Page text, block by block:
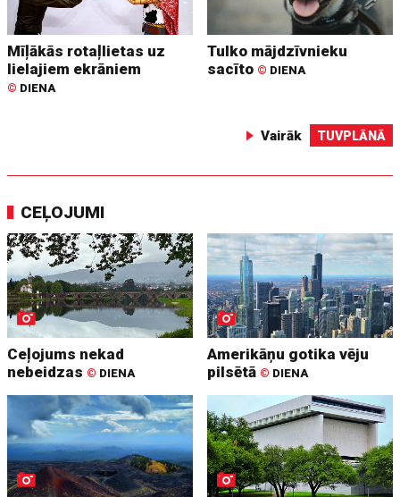
Mīļākās rotaļlietas uz
lielajiem ekrāniem
© DIENA
Tulko mājdzīvnieku
sacīto © DIENA
Vairāk TUVPLĀNĀ
CEĻOJUMI
Ceļojums nekad
nebeidzas © DIENA
Amerikāņu gotika vēju
pilsētā © DIENA